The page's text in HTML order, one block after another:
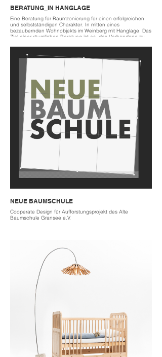
BERATUNG_IN HANGLAGE
Eine Beratung für Raumzonierung für einen erfolgreichen
und selbstständigen Charakter. In mitten eines
bezaubernden Wohnobjekts im Weinberg mit Hanglage. Das
Ziel einer räumlichen Beratung ist es, das Vorhandene zu
Bewohner*innen zu unterstützen. Ziel war aus dem
vorhandenen ein neues Wohnkonzept zu schnüren. Die
Umsetzung, wortwörtlich, der vorhandenen Möbel,
Kunstwerke und gesammelte Kuriositäten eines Lebens
werden gemeinschaftlich mit Unterstützung von Kaffee,
Kuchen und Wein bewerkstelligt.
Der Eintritt in privaten und belebten Raum und somit der
Umgang mit persönlichem Eigentum ist eine der für mich
bedeutendsten Aufgaben meines Handlungsfeldes. Es
bedarf an Sensibilität und Humor, um erfolgreich
gegenwertig den schmalen Grat zwischen Vergangenheit
und Zukunft eines Menschen zu balancieren. Man muss
sich stets bewusst sein, dass beim Umräumen eines Hauses
nicht nur Möbel einen neuen Platz finden sondern auch
Entscheidungen getroffen werden.
2023
located im ländlichen Raum
costs by hourly rate
NEUE BAUMSCHULE
Cooperate Design für Aufforstungsprojekt des Alte
Baumschule Gransee e.V.